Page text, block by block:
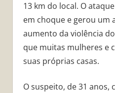
13 km do local. O
em choque e gerou um
aumento da violência
que muitas mulheres e
suas próprias casas.
O suspeito, de 31 anos,